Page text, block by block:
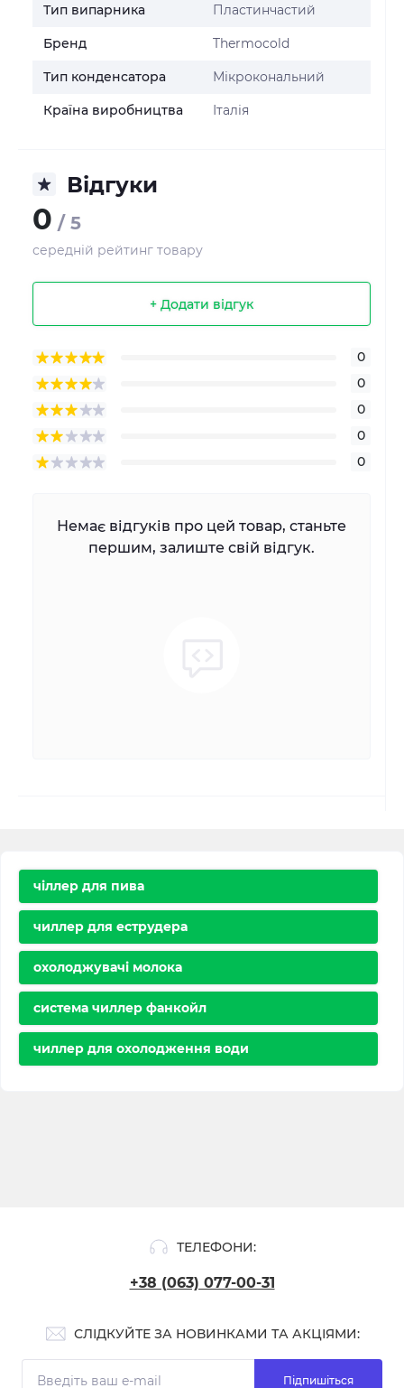
Тип випарника Пластинчастий
Бренд Thermocold
Тип конденсатора Мікрокональний
Країна виробництва Італія
Відгуки
0 / 5
середній рейтинг товару
+ Додати відгук
0
0
0
0
0
Немає відгуків про цей товар, станьте
першим, залиште свій відгук.
чіллер для пива
чиллер для еструдера
охолоджувачі молока
система чиллер фанкойл
чиллер для охолодження води
ТЕЛЕФОНИ:
+38 (063) 077-00-31
СЛІДКУЙТЕ ЗА НОВИНКАМИ ТА АКЦІЯМИ:
Підпишіться